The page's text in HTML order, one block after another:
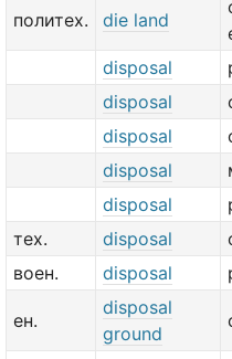
политех. die land
disposal
disposal
disposal
disposal
disposal
тех.
disposal
воен.
disposal
ен.
disposal
ground